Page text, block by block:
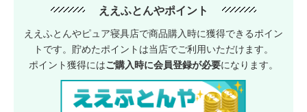
ええふとんやポイント
ええふとんやピュア寝具店で商品購入時に獲得できるポイン
トです。貯めたポイントは当店でご利用いただけます。
ポイント獲得にはご購入時に会員登録が必要になります。